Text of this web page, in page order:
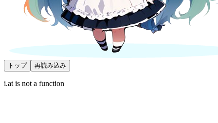
トップ 再読み込み
i.at is not a function